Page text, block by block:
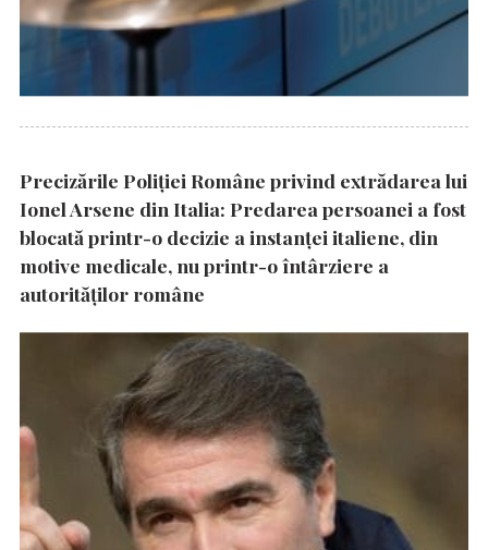
Precizările Poliţiei Române privind extrădarea lui
Ionel Arsene din Italia: Predarea persoanei a fost
blocată printr-o decizie a instanţei italiene, din
motive medicale, nu printr-o întârziere a
autorităţilor române